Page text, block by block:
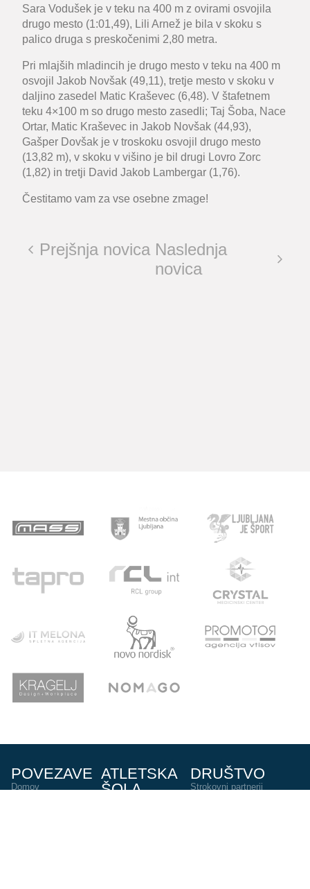
Sara Vodušek je v teku na 400 m z ovirami osvojila
drugo mesto (1:01,49), Lili Arnež je bila v skoku s
palico druga s preskočenimi 2,80 metra.
Pri mlajših mladincih je drugo mesto v teku na 400 m
osvojil Jakob Novšak (49,11), tretje mesto v skoku v
daljino zasedel
Matic Kraševec (6,48). V štafetnem
teku 4×100 m so drugo mesto zasedli; Taj Šoba, Nace
Ortar, Matic Kraševec in Jakob Novšak (44,93),
Gašper Dovšak je v troskoku osvojil drugo mesto
(13,82 m), v skoku v višino je bil drugi Lovro Zorc
(1,82) in tretji David Jakob Lambergar (1,76).
Čestitamo vam za vse osebne zmage!
Prejšnja novica Naslednja
novica
POVEZAVE
Domov
ATLETSKA
ŠOLA
DRUŠTVO
Strokovni partnerji